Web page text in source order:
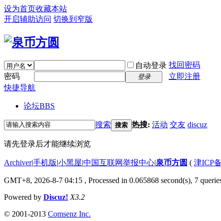
设为首页收藏本站
开启辅助访问 切换到窄版
自动登录 找回密码
密码
登录
立即注册
快捷导航
论坛BBS
搜索 搜索 热搜: 活动 交友 discuz
请先登录后才能继续浏览
Archiver|手机版|小黑屋|中国互联网举报中心|泉币方圆 ( 津ICP
GMT+8, 2026-8-7 04:15 , Processed in 0.065868 second(s), 7
Powered by Discuz! X3.2
© 2001-2013 Comsenz Inc.